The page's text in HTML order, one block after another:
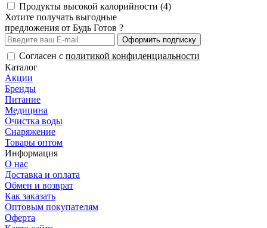
Продукты высокой калорийности (4)
Хотите получать выгодные
предложения от Будь Готов ?
Оформить подписку
Согласен с политикой конфиденциальности
Каталог
Акции
Бренды
Питание
Медицина
Очистка воды
Снаряжение
Товары оптом
Информация
О нас
Доставка и оплата
Обмен и возврат
Как заказать
Оптовым покупателям
Оферта